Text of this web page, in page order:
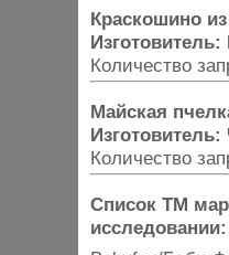
Краскошино
Количество
Майская
Количество
Список ТМ
исследовании: